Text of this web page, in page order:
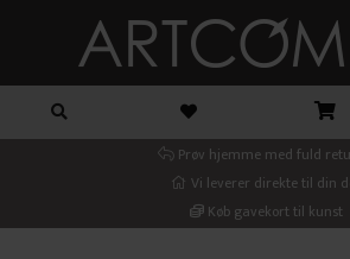
Prøv hjemme med fuld
Vi leverer direkte til din
Køb gavekort til kunst